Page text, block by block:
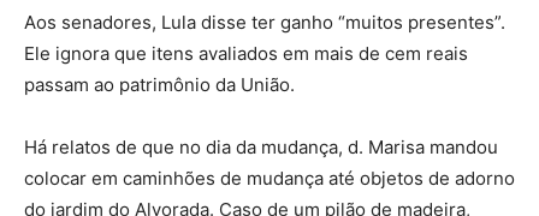
Aos senadores, Lula disse ter ganho “muitos presentes”.
Ele ignora que itens avaliados em mais de cem reais
passam ao patrimônio da União.
Há relatos de que no dia da mudança, d. Marisa mandou
colocar em caminhões de mudança até objetos de adorno
do jardim do Alvorada. Caso de um pilão de madeira,